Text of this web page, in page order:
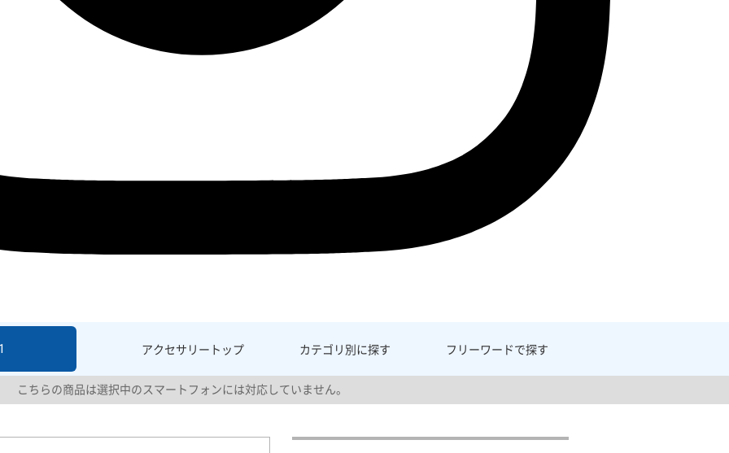
アクセサリー トップ カテゴリ別に探す フリーワードで探す
こちらの商品は選択中のスマートフォンには対応していません。